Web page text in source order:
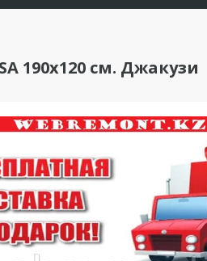
190х120 см. Джакузи